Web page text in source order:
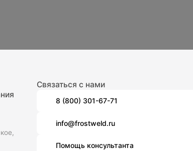
Связаться с нами
8 (800) 301-67-71
info@frostweld.ru
Помощь консультанта